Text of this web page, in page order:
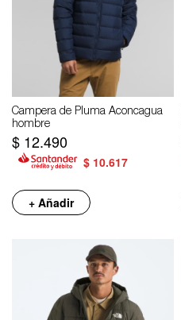
Campera de Pluma Aconcagua
hombre
$ 12.490
$ 10.617
+ Añadir